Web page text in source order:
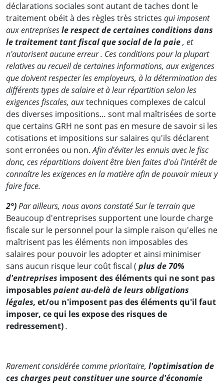
déclarations sociales sont autant de taches dont le
traitement obéit à des règles très strictes qui imposent
aux entreprisesle respect de certaines conditions dans
le traitement tant fiscal que social de la paie, et
n'autorisent aucune erreur . Ces conditions pour la plupart
relatives au recueil de certaines informations, aux exigences
que doivent respecter les employeurs, à la détermination des
différents types de salaire et à leur répartition selon les
exigences fiscales, auxtechniques complexes de calcul
des diverses impositions… sont mal maîtrisées de sorte
que certains GRH ne sont pas en mesure de savoir si les
cotisations et impositions sur salaires qu'ils déclarent
sont erronées ou non.Afin d'éviter les ennuis avec le fisc
donc, ces répartitions doivent être bien faites d'où l'intérêt de
connaître les exigences en la matière afin de pouvoir mieux y
faire face.
2°)Par ailleurs, nous avons constaté Sur le terrain que
Beaucoup d'entreprises supportent une lourde charge
fiscale sur le personnel pour la simple raison qu'elles ne
maîtrisent pas les éléments non imposables des
salaires pour pouvoir les adopter et ainsi minimiser
sans aucun risque leur coût fiscal ( plus de 70%
d'entreprises imposent des éléments qui ne sont pas
imposablespaient au-delà de leurs obligations
légales, et/ou n'imposent pas des éléments qu'il faut
imposer, ce qui les expose des risques de
redressement).
Rarement considérée comme prioritaire, l'optimisation de
ces charges peut constituer une source d'économie